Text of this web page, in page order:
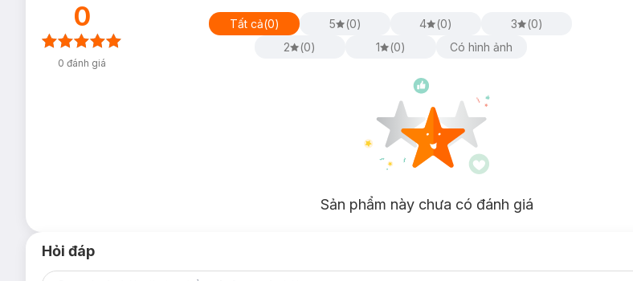
0
0 đánh giá
Tất cả(0) 5 (0) 4 (0) 3 (0)
2
(0) 1 (0) Có hình ảnh
Sản phẩm này chưa có đánh giá
Hỏi đáp